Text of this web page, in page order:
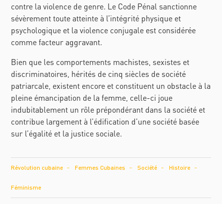
contre la violence de genre. Le Code Pénal sanctionne
sévèrement toute atteinte à l’intégrité physique et
psychologique et la violence conjugale est considérée
comme facteur aggravant.
Bien que les comportements machistes, sexistes et
discriminatoires, hérités de cinq siècles de société
patriarcale, existent encore et constituent un obstacle à la
pleine émancipation de la femme, celle-ci joue
indubitablement un rôle prépondérant dans la société et
contribue largement à l’édification d’une société basée
sur l’égalité et la justice sociale.
Révolution cubaine Femmes Cubaines Société Histoire
Féminisme